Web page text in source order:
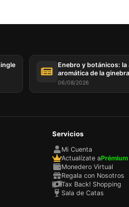
Enebro y botánicos:
aromática de la ginebra
06/08/2026
Servicios
Mi Cuenta
Actualízate aPrémium
Monedero Virtual
Regala con Nosotros
Tax Back! Shopping
Sala de Catas